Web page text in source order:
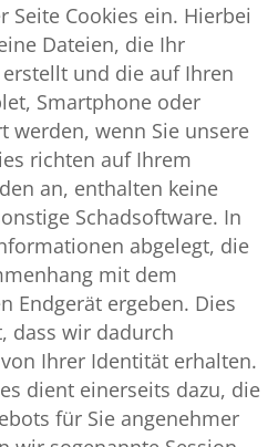
Seite Cookies ein. Hierbei
Dateien, die Ihr
und die auf Ihren
Smartphone oder
werden, wenn Sie unsere
richten auf Ihrem
an, enthalten keine
Schadsoftware. In
abgelegt, die
mit dem
Endgerät ergeben. Dies
dass wir dadurch
Ihrer Identität erhalten.
dient einerseits dazu, die
für Sie angenehmer